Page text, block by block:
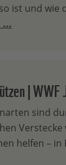
ist und wie
...
| WWF
sind
helfen –